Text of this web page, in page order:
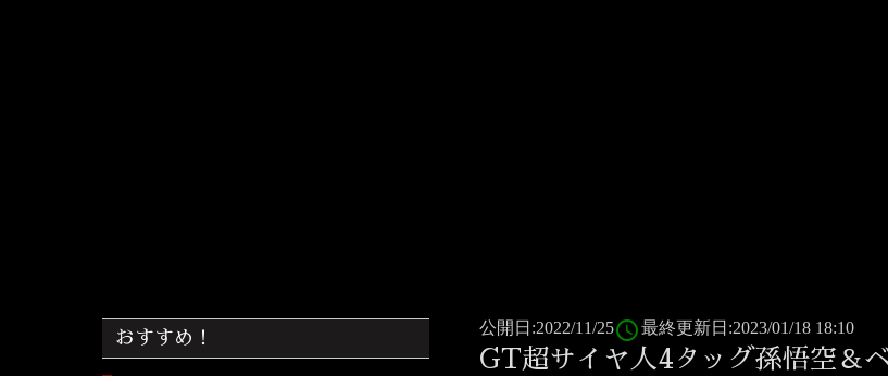
公開日:2022/11/25access_time 最終更新日:2023/01/18 18:10
GT超サイヤ人4タッグ孫悟空＆
おすすめ！